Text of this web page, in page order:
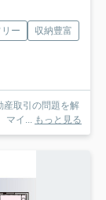
ー
収納豊富
産取引の問題を解
決のお手伝いをする、合志市の不動産仲介会社です。 マイ...
もっと見る